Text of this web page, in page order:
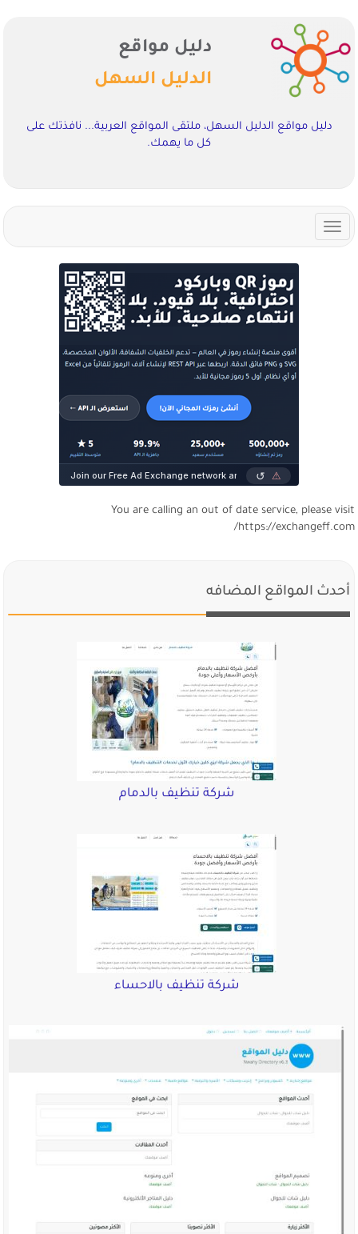
دليل مواقع
الدليل السهل
دليل مواقع الدليل السهل، ملتقى المواقع العربية... نافذتك على
كل ما يهمك.
Toggle
navigation
You are calling an out of date service, please visit
https://exchangeff.com/
أحدث المواقع المضافه
شركة تنظيف بالدمام
شركة تنظيف بالاحساء